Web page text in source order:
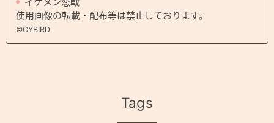
使用画像の転載・配布等は禁止しております。
©CYBIRD
Tags